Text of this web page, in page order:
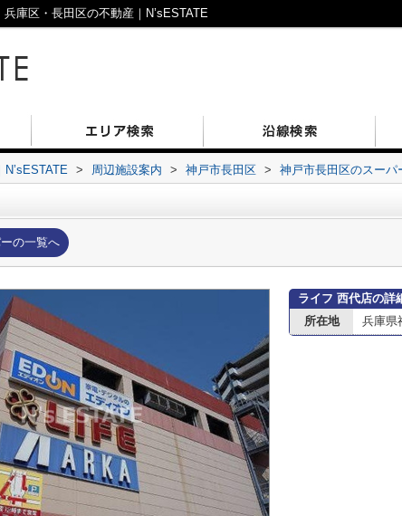
庫区・長田区の不動産｜N’sESTATE
> 周辺施設案内 > 神戸市長田区 > 神戸市長田区のスーパ
の一覧へ
ライフ 西代店の詳
所在地
兵庫県